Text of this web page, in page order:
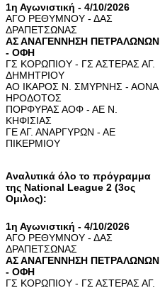
1η Αγωνιστική - 4/10/2026
ΑΓΟ ΡΕΘΥΜΝΟΥ - ΔΑΣ
ΔΡΑΠΕΤΣΩΝΑΣ
ΑΣ ΑΝΑΓΕΝΝΗΣΗ ΠΕΤΡΑΛΩΝΩΝ
- ΟΦΗ
ΓΣ ΚΟΡΩΠΙΟΥ - ΓΣ ΑΣΤΕΡΑΣ ΑΓ.
ΔΗΜΗΤΡΙΟΥ
ΑΟ ΙΚΑΡΟΣ Ν. ΣΜΥΡΝΗΣ - ΑΟΝΑ
ΗΡΟΔΟΤΟΣ
ΠΟΡΦΥΡΑΣ ΑΟΦ - ΑΕ Ν.
ΚΗΦΙΣΙΑΣ
ΓΕ ΑΓ. ΑΝΑΡΓΥΡΩΝ - ΑΕ
ΠΙΚΕΡΜΙΟΥ
Aναλυτικά όλο το πρόγραμμα
της National League 2 (3ος
Ομιλος):
1η Αγωνιστική - 4/10/2026
ΑΓΟ ΡΕΘΥΜΝΟΥ - ΔΑΣ
ΔΡΑΠΕΤΣΩΝΑΣ
ΑΣ ΑΝΑΓΕΝΝΗΣΗ ΠΕΤΡΑΛΩΝΩΝ
- ΟΦΗ
ΓΣ ΚΟΡΩΠΙΟΥ - ΓΣ ΑΣΤΕΡΑΣ ΑΓ.